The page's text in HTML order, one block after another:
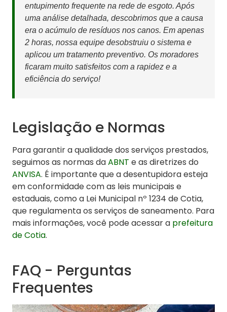
entupimento frequente na rede de esgoto. Após
uma análise detalhada, descobrimos que a causa
era o acúmulo de resíduos nos canos. Em apenas
2 horas, nossa equipe desobstruiu o sistema e
aplicou um tratamento preventivo. Os moradores
ficaram muito satisfeitos com a rapidez e a
eficiência do serviço!
Legislação e Normas
Para garantir a qualidade dos serviços prestados,
seguimos as normas daABNT e as diretrizes do
ANVISA. É importante que a desentupidora esteja
em conformidade com as leis municipais e
estaduais, como a Lei Municipal nº 1234 de Cotia,
que regulamenta os serviços de saneamento. Para
mais informações, você pode acessar a prefeitura
de Cotia.
FAQ - Perguntas
Frequentes